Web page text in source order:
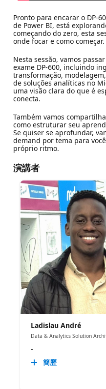
Pronto para encarar o DP-
de Power BI, está
começando do zero, esta
onde focar e como começar.
Nesta sessão, vamos
exame DP-600, incluindo
transformação,
de soluções analíticas no
uma visão clara do que é
conecta.
Também vamos
como estruturar seu
Se quiser se aprofundar,
demand por tema para
próprio ritmo.
演講者
Ladislau André
Data & Analytics Solution
-
簡歷